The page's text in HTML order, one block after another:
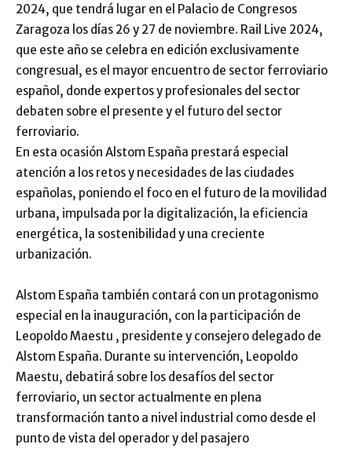
2024, que tendrá lugar en el Palacio de Congresos
Zaragoza los días 26 y 27 de noviembre. Rail Live 2024,
que este año se celebra en edición exclusivamente
congresual, es el mayor encuentro de sector ferroviario
español, donde expertos y profesionales del sector
debaten sobre el presente y el futuro del sector
ferroviario.
En esta ocasión Alstom España prestará especial
atención a los retos y necesidades de las ciudades
españolas, poniendo el foco en el futuro de la movilidad
urbana, impulsada por la digitalización, la eficiencia
energética, la sostenibilidad y una creciente
urbanización.
Alstom España también contará con un protagonismo
especial en la inauguración, con la participación de
Leopoldo Maestu , presidente y consejero delegado de
Alstom España. Durante su intervención, Leopoldo
Maestu, debatirá sobre los desafíos del sector
ferroviario, un sector actualmente en plena
transformación tanto a nivel industrial como desde el
punto de vista del operador y del pasajero